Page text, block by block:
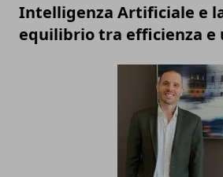
Intelligenza Artificiale e
equilibrio tra efficienza e